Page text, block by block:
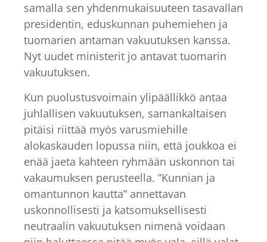
samalla sen yhdenmukaisuuteen tasavallan
presidentin, eduskunnan puhemiehen ja
tuomarien antaman vakuutuksen kanssa.
Nyt uudet ministerit jo antavat tuomarin
vakuutuksen.
Kun puolustusvoimain ylipäällikkö antaa
juhlallisen vakuutuksen, samankaltaisen
pitäisi riittää myös varusmiehille
alokaskauden lopussa niin, että joukkoa ei
enää jaeta kahteen ryhmään uskonnon tai
vakaumuksen perusteella. ”Kunnian ja
omantunnon kautta” annettavan
uskonnollisesti ja katsomuksellisesti
neutraalin vakuutuksen nimenä voidaan